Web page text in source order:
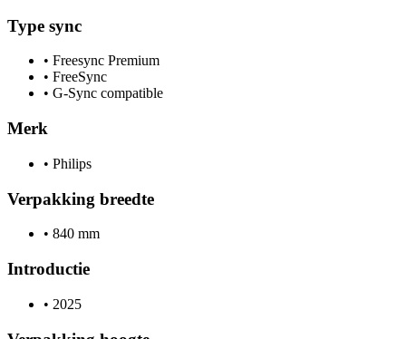
Type sync
• Freesync Premium
• FreeSync
• G-Sync compatible
Merk
• Philips
Verpakking breedte
• 840 mm
Introductie
• 2025